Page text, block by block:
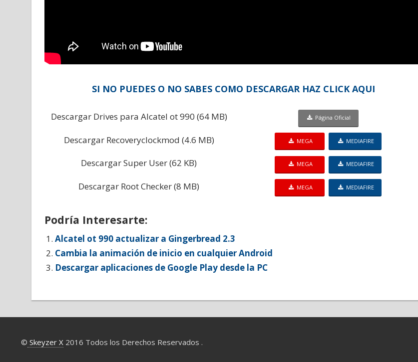
SI NO PUEDES O NO SABES COMO DESCARGAR HAZ CLICK AQUI
Descargar Drives para Alcatel ot 990 (64 MB) Página Oficial
Descargar Recoveryclockmod (4.6 MB) MEGA MEDIAFIRE
Descargar Super User (62 KB) MEGA MEDIAFIRE
Descargar Root Checker (8 MB) MEGA MEDIAFIRE
Podría Interesarte:
Alcatel ot 990 actualizar a Gingerbread 2.3
Cambia la animación de inicio en cualquier Android
Descargar aplicaciones de Google Play desde la PC
© Skeyzer X 2016 Todos los Derechos Reservados .